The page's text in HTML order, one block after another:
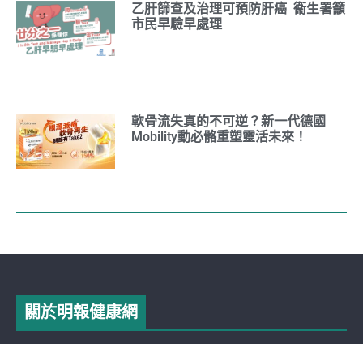
乙肝篩查及治理可預防肝癌 衞生署籲
市民早驗早處理
軟骨流失真的不可逆？新一代德國
Mobility動必骼重塑靈活未來！
關於明報健康網